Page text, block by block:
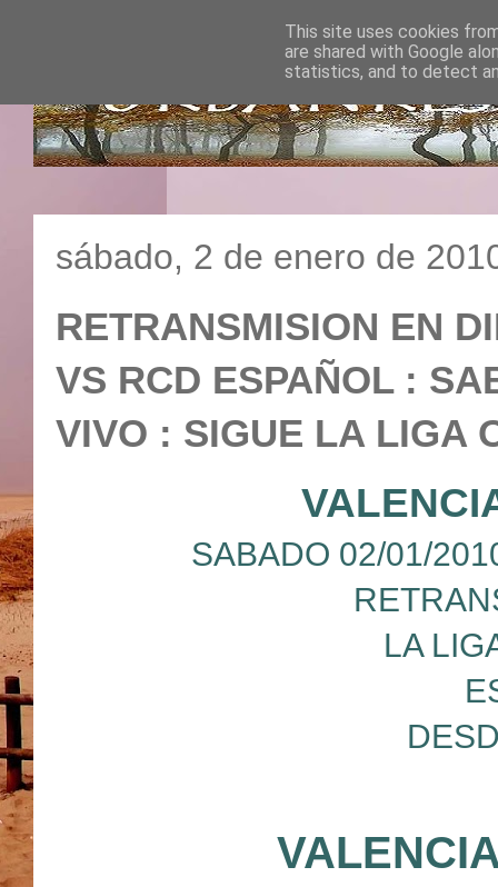
sábado, 2 de enero de
RETRANSMISION EN
VS RCD ESPAÑOL :
VIVO : SIGUE LA LIGA
SABADO 02/01/
LA
This site uses cookies
are shared with Google
statistics, and to detect